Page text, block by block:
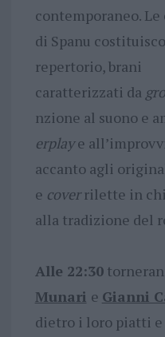
contemporaneo.
di Spanu
repertorio, brani
caratterizzati da
nzione al suono e
erplaye
accanto agli
e coverrilette in
alla tradizione del
Alle 22:30
Munari e Gianni
dietro i loro piatti e